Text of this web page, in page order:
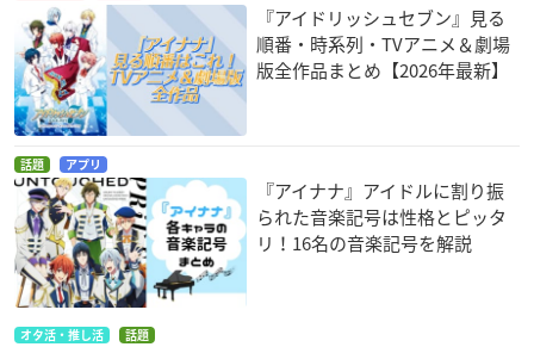
『アイドリッシュセブン』見る
順番・時系列・TVアニメ＆劇場
版全作品まとめ【2026年最新】
話題 アプリ
『アイナナ』アイドルに割り振
られた音楽記号は性格とピッタ
リ！16名の音楽記号を解説
オタ活・推し活 話題